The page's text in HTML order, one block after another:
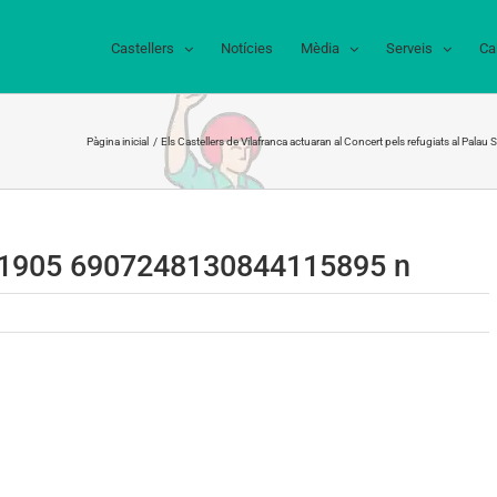
Castellers Notícies Mèdia Serveis
Pàgina inicial Els Castellers de Vilafranca actuaran al Concert pels refugiats al Palau
6907248130844115895 n